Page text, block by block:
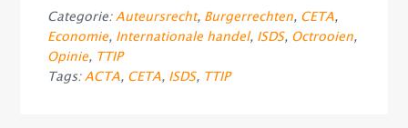
Categorie:Auteursrecht, Burgerrechten, CETA,
Economie, Internationale handel, ISDS, Octrooien,
Opinie, TTIP
Tags:ACTA, CETA, ISDS, TTIP